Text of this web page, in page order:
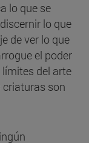
lo que se
lo que
de ver lo que
el poder
del arte
criaturas son